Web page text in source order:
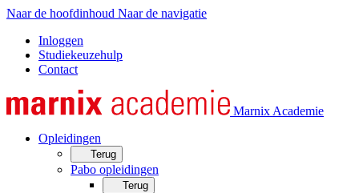
Naar de hoofdinhoud Naar de navigatie
Inloggen
Studiekeuzehulp
Contact
Marnix Academie
Opleidingen
Terug
Pabo opleidingen
Terug